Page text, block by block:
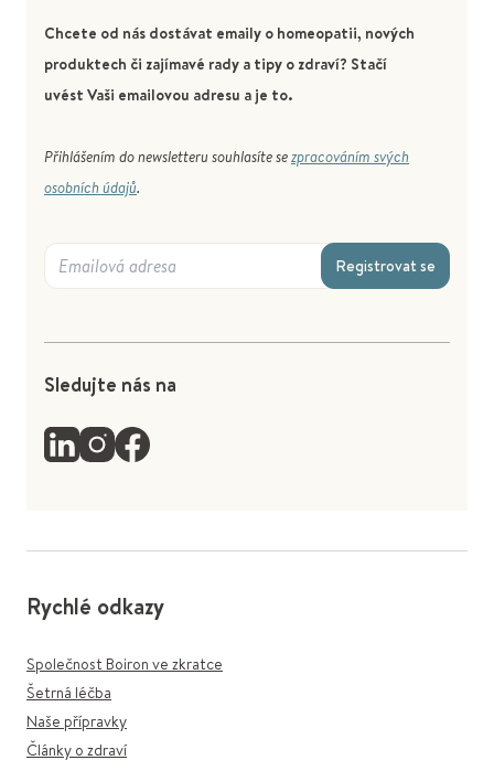
Chcete od nás dostávat emaily o homeopatii, nových
produktech či zajímavé rady a tipy o zdraví? Stačí
uvést Vaši emailovou adresu a je to.
Přihlášením do newsletteru souhlasíte sezpracováním svých
osobních údajů.
Registrovat se
Sledujte nás na
Rychlé odkazy
Společnost Boiron ve zkratce
Šetrná léčba
Naše přípravky
Články o zdraví